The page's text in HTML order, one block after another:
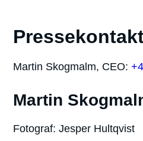
Martin Skogmalm, CEO:
Martin
Fotograf: Jesper Hultqvist